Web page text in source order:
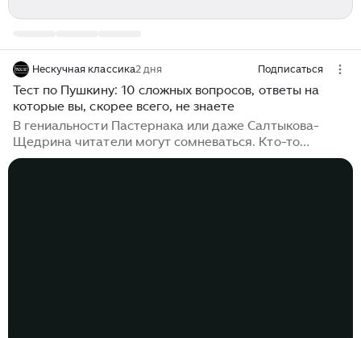
Нескучная классика2 дня Подписаться
Тест по Пушкину: 10 сложных вопросов, ответы на
которые вы, скорее всего, не знаете
В гениальности Пастернака или даже Салтыкова-
Щедрина читатели могут сомневаться. Кто-то
назовет Пастернака слишком тяжеловесным, кому-то